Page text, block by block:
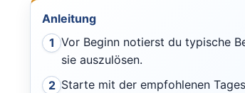
Anleitung
1 Vor Beginn notierst du typische
sie auszulösen.
2 Starte mit der empfohlenen